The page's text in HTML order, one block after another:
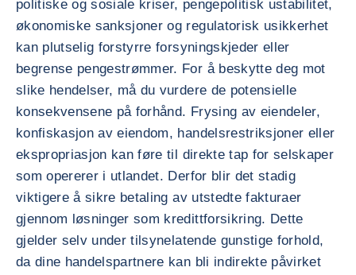
politiske og sosiale kriser, pengepolitisk ustabilitet,
økonomiske sanksjoner og regulatorisk usikkerhet
kan plutselig forstyrre forsyningskjeder eller
begrense pengestrømmer. For å beskytte deg mot
slike hendelser, må du vurdere de potensielle
konsekvensene på forhånd. Frysing av eiendeler,
konfiskasjon av eiendom, handelsrestriksjoner eller
ekspropriasjon kan føre til direkte tap for selskaper
som opererer i utlandet. Derfor blir det stadig
viktigere å sikre betaling av utstedte fakturaer
gjennom løsninger som kredittforsikring. Dette
gjelder selv under tilsynelatende gunstige forhold,
da dine handelspartnere kan bli indirekte påvirket